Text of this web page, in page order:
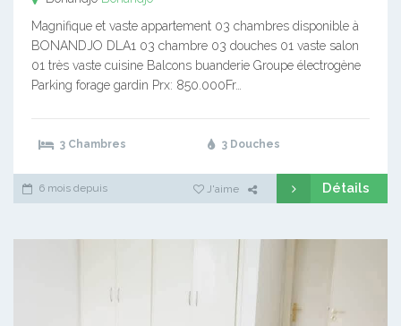
Magnifique et vaste appartement 03 chambres disponible à
BONANDJO DLA1 03 chambre 03 douches 01 vaste salon
01 très vaste cuisine Balcons buanderie Groupe électrogène
Parking forage gardin Prx: 850.000Fr…
3 Chambres 3 Douches
6 mois depuis J'aime Détails